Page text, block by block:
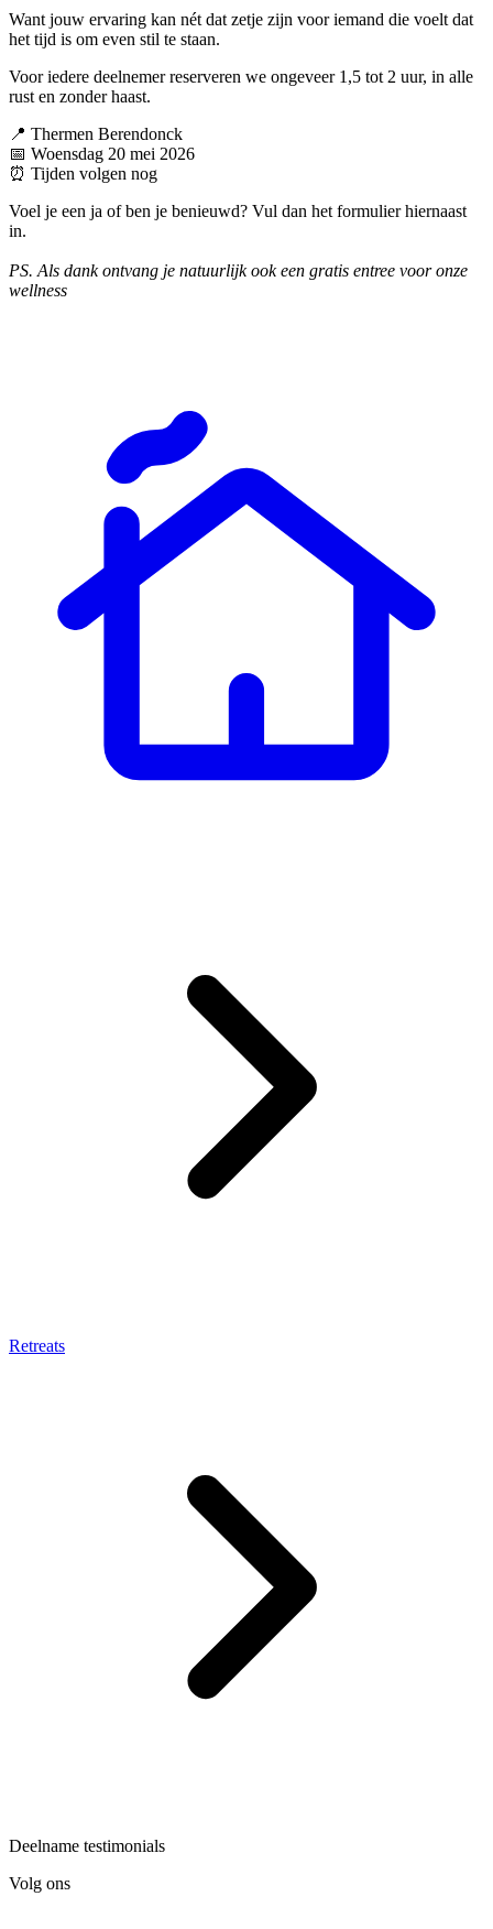
Want jouw ervaring kan nét dat zetje zijn voor iemand die voelt dat
het tijd is om even stil te staan.
Voor iedere deelnemer reserveren we ongeveer 1,5 tot 2 uur, in alle
rust en zonder haast.
📍 Thermen Berendonck
📅 Woensdag 20 mei 2026
⏰ Tijden volgen nog
Voel je een ja of ben je benieuwd? Vul dan het formulier hiernaast
in.
PS. Als dank ontvang je natuurlijk ook een gratis entree voor onze
wellness
Retreats
Deelname testimonials
Volg ons